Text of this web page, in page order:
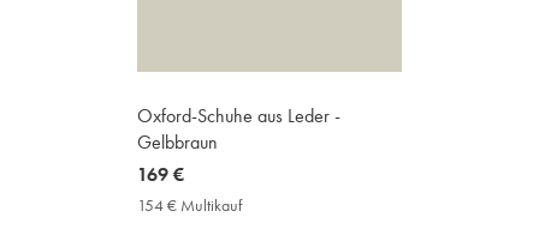
Oxford-Schuhe aus Leder -
Gelbbraun
now
169
169 €
154 € Multikauf154